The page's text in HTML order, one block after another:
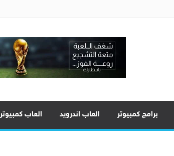
برامج كمبيوتر العاب اندرويد العاب كمبيوتر